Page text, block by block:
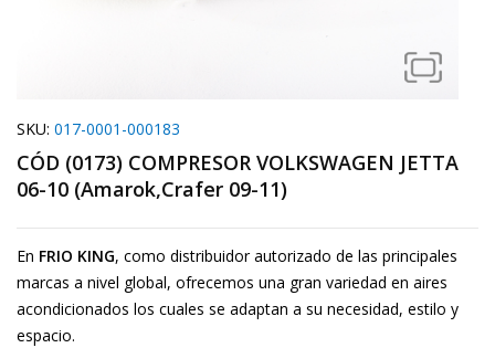
SKU: 017-0001-000183
CÓD (0173) COMPRESOR VOLKSWAGEN JETTA
06-10 (Amarok,Crafer 09-11)
En FRIO KING, como distribuidor autorizado de las principales
marcas a nivel global, ofrecemos una gran variedad en aires
acondicionados los cuales se adaptan a su necesidad, estilo y
espacio.